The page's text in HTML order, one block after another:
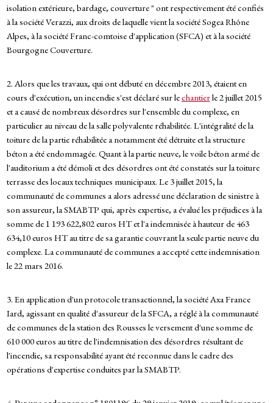
isolation extérieure, bardage, couverture " ont respectivement été confiés
à la société Verazzi, aux droits de laquelle vient la société Sogea Rhône
Alpes, à la société Franc-comtoise d'application (SFCA) et à la société
Bourgogne Couverture.
2. Alors que les travaux, qui ont débuté en décembre 2013, étaient en
cours d'exécution, un incendie s'est déclaré sur lechantierle 2 juillet 2015
et a causé de nombreux désordres sur l'ensemble du complexe, en
particulier au niveau de la salle polyvalente réhabilitée. L'intégralité de la
toiture de la partie réhabilitée a notamment été détruite et la structure
béton a été endommagée. Quant à la partie neuve, le voile béton armé de
l'auditorium a été démoli et des désordres ont été constatés sur la toiture
terrasse des locaux techniques municipaux. Le 3 juillet 2015, la
communauté de communes a alors adressé une déclaration de sinistre à
son assureur, la SMABTP qui, après expertise, a évalué les préjudices à la
somme de 1 193 622,802 euros HT et l'a indemnisée à hauteur de 463
634,10 euros HT au titre de sa garantie couvrant la seule partie neuve du
complexe. La communauté de communes a accepté cette indemnisation
le 22 mars 2016.
3. En application d'un protocole transactionnel, la société Axa France
Iard, agissant en qualité d'assureur de la SFCA, a réglé à la communauté
de communes de la station des Rousses le versement d'une somme de
610 000 euros au titre de l'indemnisation des désordres résultant de
l'incendie, sa responsabilité ayant été reconnue dans le cadre des
opérations d'expertise conduites par la SMABTP.